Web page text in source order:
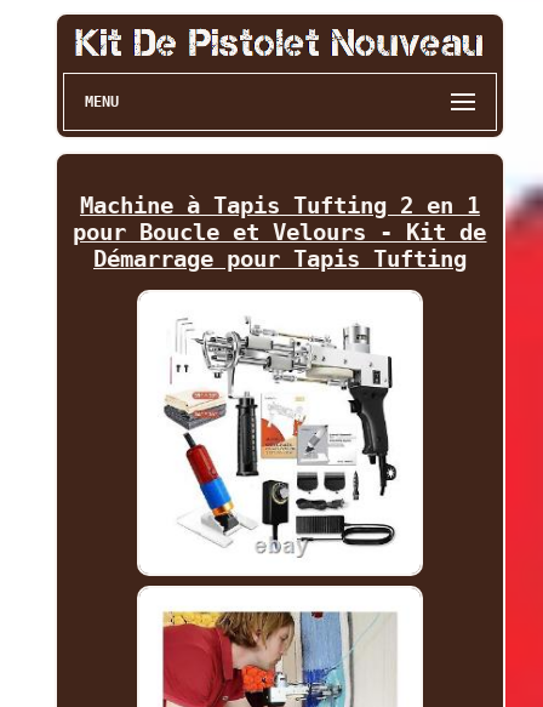
MENU
Machine à Tapis Tufting 2 en 1
pour Boucle et Velours - Kit de
Démarrage pour Tapis Tufting